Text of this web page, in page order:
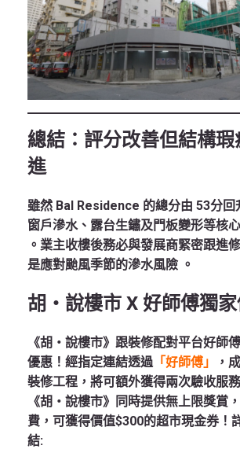
總結：評分改善但結構瑕
進
雖然 Bal Residence 的總分由 53分回
窗戶滲水、露台生鏽及門板變形等核
。業主收樓後務必與發展商緊密跟進
是應對颱風季節的滲水風險 。
胡‧說樓市 X 好師傅獨家
《胡‧說樓市》跟裝修配對平台好師
優惠！經指定連結透過 「好師傅」
，
裝修工程，將可額外獲得兩次驗收服
《胡‧說樓市》同時提供無上限獎賞
費，可獲得價值$300的超市現金券！
結: